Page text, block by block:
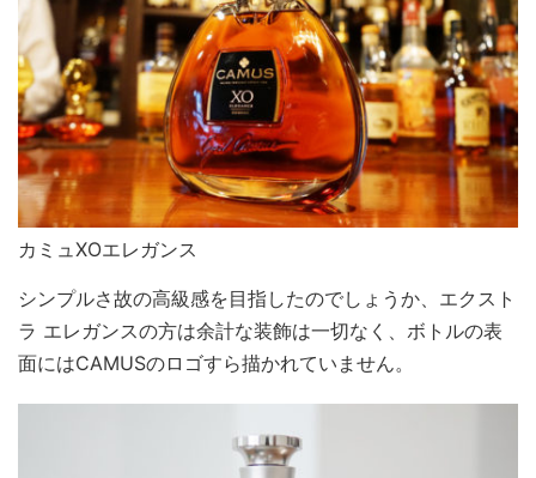
カミュXOエレガンス
シンプルさ故の高級感を目指したのでしょうか、エクスト
ラ エレガンスの方は余計な装飾は一切なく、ボトルの表
面にはCAMUSのロゴすら描かれていません。